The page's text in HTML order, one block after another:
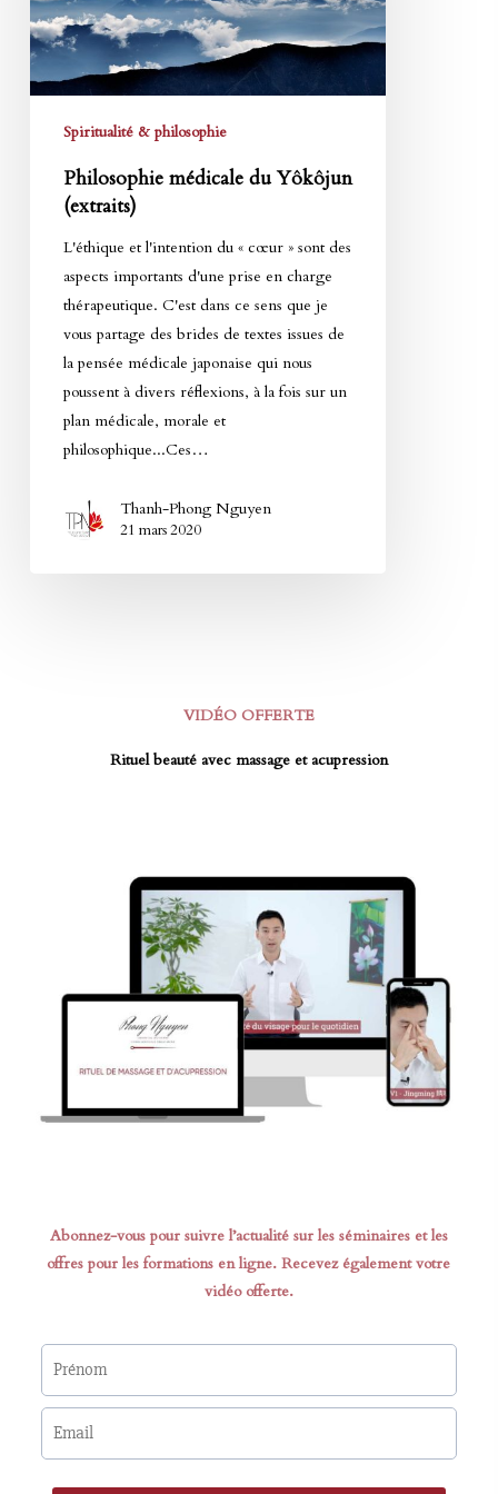
Spiritualité & philosophie
Philosophie médicale du Yôkôjun
(extraits)
L'éthique et l'intention du « cœur » sont des
aspects importants d'une prise en charge
thérapeutique. C'est dans ce sens que je
vous partage des brides de textes issues de
la pensée médicale japonaise qui nous
poussent à divers réflexions, à la fois sur un
plan médicale, morale et
philosophique...Ces…
Thanh-Phong Nguyen
21 mars 2020
VIDÉO OFFERTE
Rituel beauté avec massage et acupression
Abonnez-vous pour suivre l’actualité sur les séminaires et les
offres pour les formations en ligne. Recevez également votre
vidéo offerte.